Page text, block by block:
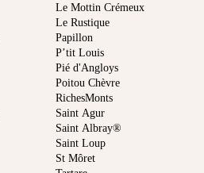
Le Mottin Crémeux
Le Rustique
Papillon
P’tit Louis
Pié d'Angloys
Poitou Chèvre
RichesMonts
Saint Agur
Saint Albray®
Saint Loup
St Môret